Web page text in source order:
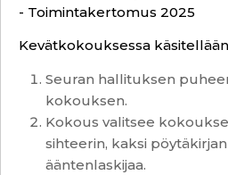
- Toimintakertomus 2025
Kevätkokouksessa
Seuran hallituksen
kokouksen.
Kokous valitsee
sihteerin, kaksi
ääntenlaskijaa.